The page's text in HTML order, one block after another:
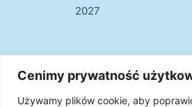
Cenimy prywatność
Używamy plików cookie, aby
2027